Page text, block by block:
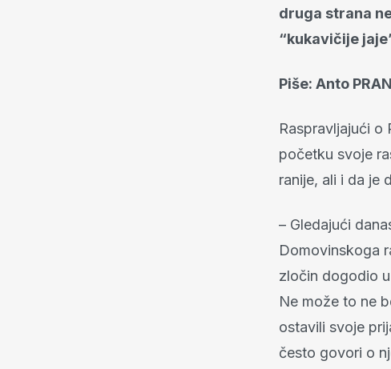
druga strana
“kukavičije
Piše: Anto
Raspravljajući o
početku svoje
ranije, ali i da je
– Gledajući
Domovinskoga
zločin dogodio
Ne može to ne
ostavili svoje
često govori o